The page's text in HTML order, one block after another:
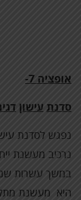
אופציה 7-
סדנת עישון
נפגש לסדנת
נרכיב מעשנת
במשך עשרות
היא מעשנת